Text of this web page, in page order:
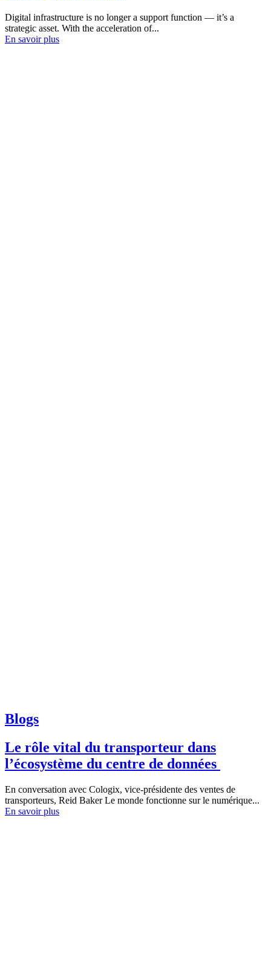
Digital infrastructure is no longer a support function — it’s a
strategic asset. With the acceleration of...
En savoir plus
Blogs
Le rôle vital du transporteur dans
l’écosystème du centre de données
En conversation avec Cologix, vice-présidente des ventes de
transporteurs, Reid Baker Le monde fonctionne sur le numérique...
En savoir plus